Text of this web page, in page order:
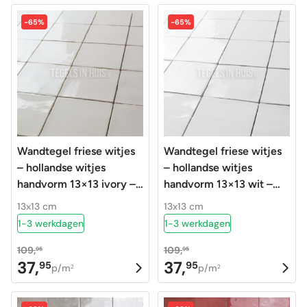
was:
123,80.
is:
32,95.
was:
109,95.
is:
37,95.
-65%
Wandtegel friese witjes
– hollandse witjes
handvorm 13×13 ivory –
crema
13x13 cm
1-3 werkdagen
109,95
Oorspronkelijke
prijs
was:
37,95
Huidige
prijs
is:
p/m2
-65%
Wandtegel friese witjes
– hollandse witjes
handvorm 13×13 wit –
neige
13x13 cm
1-3 werkdagen
109,95
Oorspronkelijke
prijs
was:
37,95
Huidige
prijs
is:
p/m2